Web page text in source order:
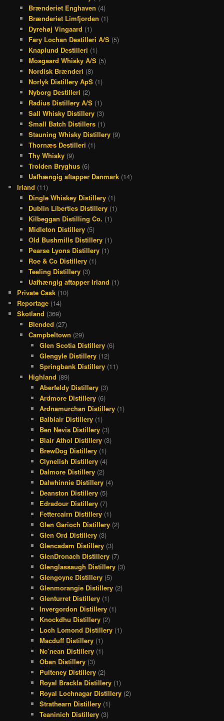
Brænderiet Enghaven (4)
Brænderiet Limfjorden (1)
Dyrehøj Vingaard (1)
Fary Lochan Destilleri A/S(5)
Knaplund Destilleri (1)
Mosgaard Whisky A/S(5)
Nordisk Brænderi (8)
Norlyk Distillery ApS(1)
Nyborg Destilleri (2)
Radius Distillery A/S(1)
Sall Whisky Distillery(3)
Small Batch Distillers(1)
Stauning Whisky Distillery(9)
Thornæs Destilleri (1)
Thy Whisky(9)
Trolden Bryghus(6)
Uafhængig aftapper Danmark(14)
Irland (11)
Dingle Whiskey Distillery(1)
Dublin Liberties Distillery(1)
Kilbeggan Distilling Co. (1)
Midleton Distillery(5)
Old Bushmills Distillery(1)
Pearse Lyons Distillery(1)
Roe & Co Distillery(1)
Teeling Distillery(3)
Uafhængig aftapper Irland (1)
Private Cask (10)
Reportage (14)
Skotland (369)
Blended (27)
Campbeltown (29)
Glen Scotia Distillery (6)
Glengyle Distillery (12)
Springbank Distillery (11)
Highland (89)
Aberfeldy Distillery (3)
Ardmore Distillery (6)
Ardnamurchan Distillery (1)
Balblair Distillery (1)
Ben Nevis Distillery (3)
Blair Athol Distillery (3)
BrewDog Distillery (1)
Clynelish Distillery (4)
Dalmore Distillery (2)
Dalwhinnie Distillery (4)
Deanston Distillery (5)
Edradour Distillery (7)
Fettercairn Distillery (1)
Glen Garioch Distillery (2)
Glen Ord Distillery (3)
Glencadam Distillery (3)
GlenDronach Distillery (7)
Glenglassaugh Distillery (3)
Glengoyne Distillery (5)
Glenmorangie Distillery (2)
Glenturret Distillery (1)
Invergordon Distillery (1)
Knockdhu Distillery (2)
Loch Lomond Distillery (1)
Macduff Distillery (1)
Nc’nean Distillery (1)
Oban Distillery (3)
Pulteney Distillery (2)
Royal Brackla Distillery (1)
Royal Lochnagar Distillery (2)
Strathearn Distillery (1)
Teaninich Distillery (3)